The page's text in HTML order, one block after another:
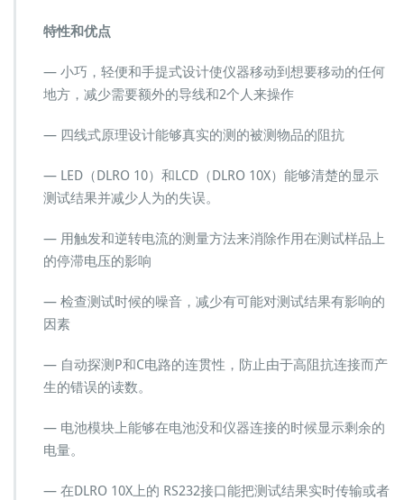
特性和优点
— 小巧，轻便和手提式设计使仪器移动到想要移动的任何
地方，减少需要额外的导线和2个人来操作
— 四线式原理设计能够真实的测的被测物品的阻抗
— LED（DLRO 10）和LCD（DLRO 10X）能够清楚的显示
测试结果并减少人为的失误。
— 用触发和逆转电流的测量方法来消除作用在测试样品上
的停滞电压的影响
— 检查测试时候的噪音，减少有可能对测试结果有影响的
因素
— 自动探测P和C电路的连贯性，防止由于高阻抗连接而产
生的错误的读数。
— 电池模块上能够在电池没和仪器连接的时候显示剩余的
电量。
— 在DLRO 10X上的 RS232接口能把测试结果实时传输或者